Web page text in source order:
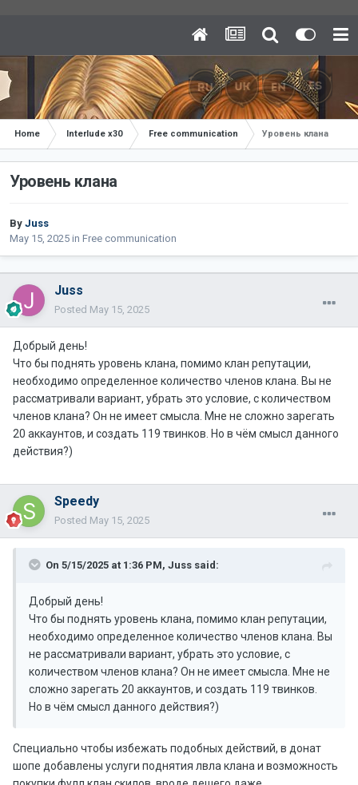
Home Interlude x30 Free communication Уровень клана
Уровень клана
By Juss
May 15, 2025 in Free communication
Juss
Posted May 15, 2025
Добрый день!
Что бы поднять уровень клана, помимо клан репутации,
необходимо определенное количество членов клана. Вы не
рассматривали вариант, убрать это условие, с количеством
членов клана? Он не имеет смысла. Мне не сложно зарегать
20 аккаунтов, и создать 119 твинков. Но в чём смысл данного
действия?)
Speedy
Posted May 15, 2025
On 5/15/2025 at 1:36 PM, Juss said:
Добрый день!
Что бы поднять уровень клана, помимо клан репутации,
необходимо определенное количество членов клана. Вы
не рассматривали вариант, убрать это условие, с
количеством членов клана? Он не имеет смысла. Мне не
сложно зарегать 20 аккаунтов, и создать 119 твинков.
Но в чём смысл данного действия?)
Специально чтобы избежать подобных действий, в донат
шопе добавлены услуги поднятия лвла клана и возможность